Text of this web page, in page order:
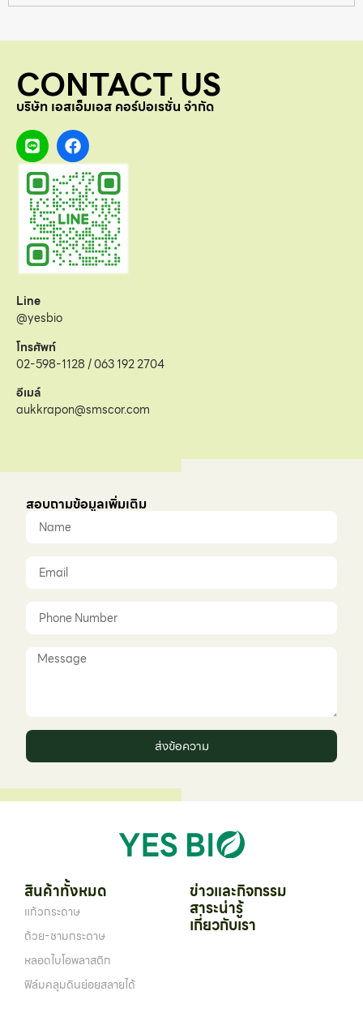
CONTACT US
บริษัท เอสเอ็มเอส คอร์ปอเรชั่น จำกัด
Line
@yesbio
โทรศัพท์
02-598-1128 / 063 192 2704
อีเมล์
aukkrapon@smscor.com
สอบถามข้อมูลเพิ่มเติม
ส่งข้อความ
สินค้าทั้งหมด
แก้วกระดาษ
ถ้วย-ชามกระดาษ
หลอดไบโอพลาสติก
ฟิล์มคลุมดินย่อยสลายได้
ข่าวและกิจกรรม
สาระน่ารู้
เกี่ยวกับเรา